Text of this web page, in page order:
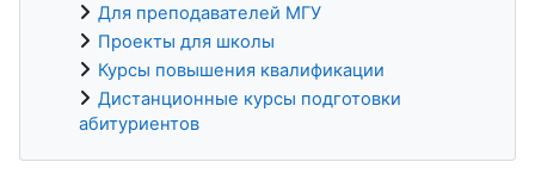
Для преподавателей МГУ
Проекты для школы
Курсы повышения квалификации
Дистанционные курсы подготовки
абитуриентов